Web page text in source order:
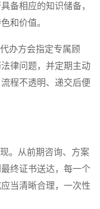
备相应的知识储备，
和价值。
办方会指定专属顾
律问题，并定期主动
程不透明、递交后便
。从前期咨询、方案
终证书送达，每一个
当清晰合理，一次性